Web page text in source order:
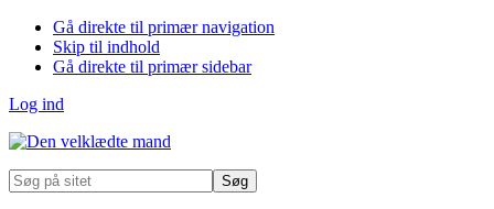
Gå direkte til primær navigation
Skip til indhold
Gå direkte til primær sidebar
Log ind
Søg
på